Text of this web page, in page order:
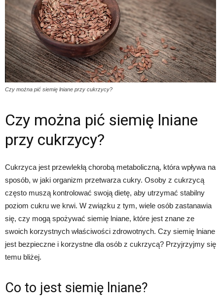
Czy można pić siemię lniane przy cukrzycy?
Czy można pić siemię lniane
przy cukrzycy?
Cukrzyca jest przewlekłą chorobą metaboliczną, która wpływa na
sposób, w jaki organizm przetwarza cukry. Osoby z cukrzycą
często muszą kontrolować swoją dietę, aby utrzymać stabilny
poziom cukru we krwi. W związku z tym, wiele osób zastanawia
się, czy mogą spożywać siemię lniane, które jest znane ze
swoich korzystnych właściwości zdrowotnych. Czy siemię lniane
jest bezpieczne i korzystne dla osób z cukrzycą? Przyjrzyjmy się
temu bliżej.
Co to jest siemię lniane?